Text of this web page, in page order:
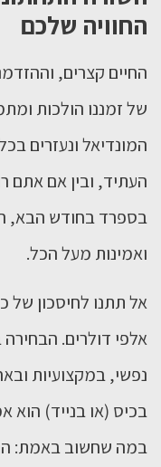
החוויה שלכם
החיים קצרים,
של זמננו הולכות
המונדיאל ונעזרים
העתיד, ובין אם אתם
בספרד בחודש הבא,
ואמינות מעל הכל.
אל תתנו לחיסכון של
אלפי דולרים.
נפשי, במקצועיות
בכיס (או בנייד) הוא
במה שחשוב באמת: